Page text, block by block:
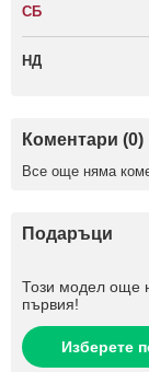
СБ
НД
Коментари (0)
Все още няма
Подаръци
Този модел още
първия!
Изберете